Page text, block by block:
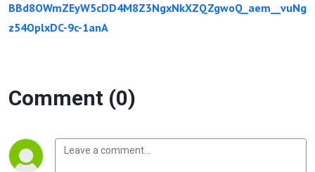
BBd8OWmZEyW5cDD4M8Z3NgxNkXZQZgwoQ_aem__vuNg
z54OplxDC-9c-1anA
Comment (0)